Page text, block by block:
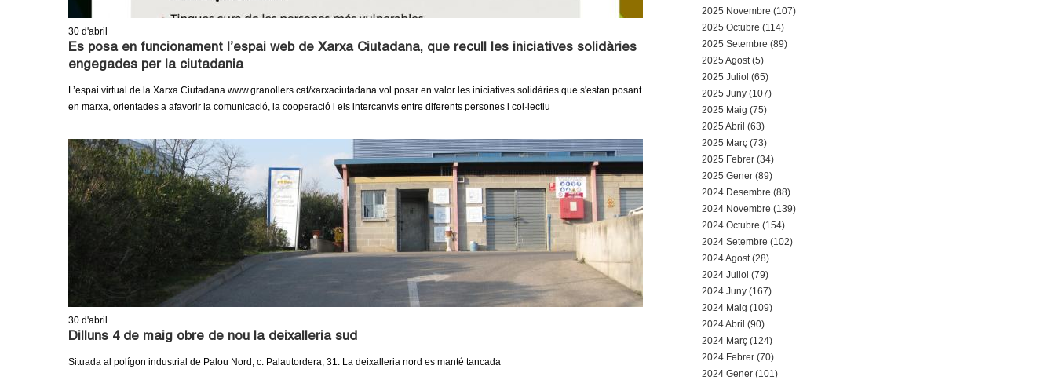
m
e
n
d
e
G
r
a
n
o
2025 Novembre (107)
2025 Octubre (114)
2025 Setembre (89)
2025 Agost (5)
2025 Juliol (65)
2025 Juny (107)
2025 Maig (75)
2025 Abril (63)
2025 Març (73)
2025 Febrer (34)
2025 Gener (89)
2024 Desembre (88)
2024 Novembre (139)
2024 Octubre (154)
2024 Setembre (102)
2024 Agost (28)
2024 Juliol (79)
2024 Juny (167)
2024 Maig (109)
2024 Abril (90)
2024 Març (124)
2024 Febrer (70)
2024 Gener (101)
30 d'abril
Es posa en funcionament l’espai web de Xarxa Ciutadana, que recull les iniciatives solidàries
engegades per la ciutadania
L’espai virtual de la Xarxa Ciutadana www.granollers.cat/xarxaciutadana vol posar en valor les iniciatives solidàries que s'estan posant
en marxa, orientades a afavorir la comunicació, la cooperació i els intercanvis entre diferents persones i col·lectiu
30 d'abril
Dilluns 4 de maig obre de nou la deixalleria sud
Situada al polígon industrial de Palou Nord, c. Palautordera, 31. La deixalleria nord es manté tancada